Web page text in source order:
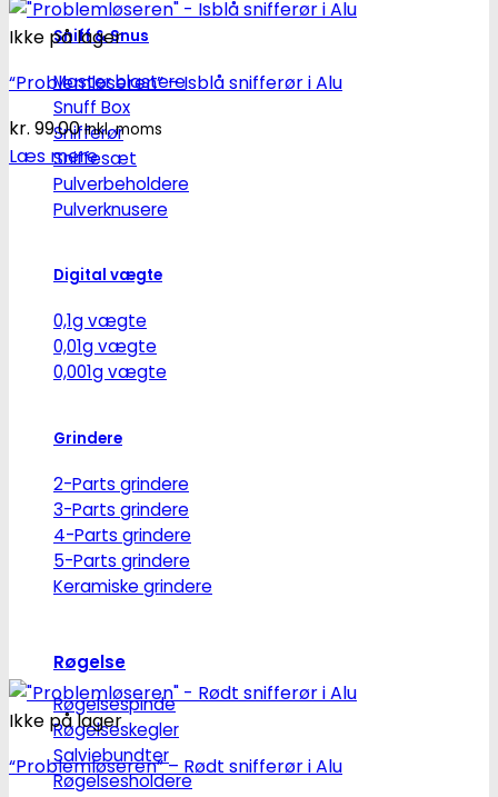
Sniff & Snus
Master blastere
Snuff Box
Snifferør
Sniffesæt
Pulverbeholdere
Pulverknusere
Digital vægte
0,1g vægte
0,01g vægte
0,001g vægte
Grindere
2-Parts grindere
3-Parts grindere
4-Parts grindere
5-Parts grindere
Keramiske grindere
Røgelse
Røgelsespinde
Røgelseskegler
Salviebundter
Røgelsesholdere
Ikke på lager
“Problemløseren” – Isblå snifferør i Alu
kr. 99.00 Inkl. moms
Læs mere
Ikke på lager
“Problemløseren” – Rødt snifferør i Alu